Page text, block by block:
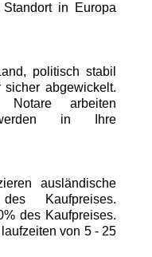
in Europa
politisch stabil
abgewickelt.
arbeiten
in Ihre
ausländische
Kaufpreises.
des Kaufpreises.
von 5 - 25